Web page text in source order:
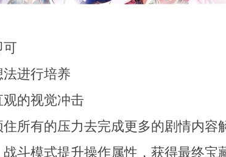
可
进行培养
的视觉冲击
所有的压力去完成更多的剧情内容
斗模式提升操作属性，获得最终宝